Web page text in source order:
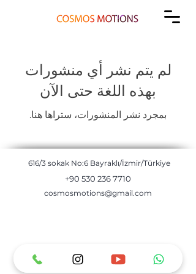
لم يتم نشر أي منشورات
بهذه اللغة حتى الآن
بمجرد نشر المنشورات، ستراها هنا.
616/3 sokak No:6 Bayraklı/İzmir/Türkiye
+90 530 236 7710
cosmosmotions@gmail.com